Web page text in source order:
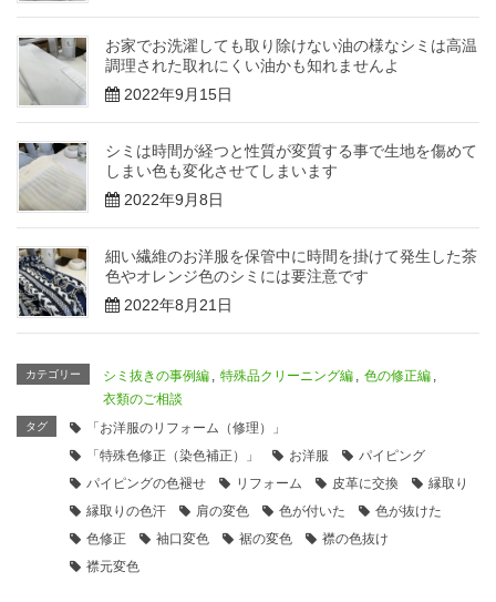
お家でお洗濯しても取り除けない油の様なシミは高温
調理された取れにくい油かも知れませんよ
2022年9月15日
シミは時間が経つと性質が変質する事で生地を傷めて
しまい色も変化させてしまいます
2022年9月8日
細い繊維のお洋服を保管中に時間を掛けて発生した茶
色やオレンジ色のシミには要注意です
2022年8月21日
カテゴリー シミ抜きの事例編 特殊品クリーニング編 色の修正編
衣類のご相談
タグ
「お洋服のリフォーム（修理）」
「特殊色修正（染色補正）」
お洋服
パイピング
パイピングの色褪せ
リフォーム 皮革に交換
縁取り
縁取りの色汗
肩の変色 色が付いた
色が抜けた
色修正
袖口変色 裾の変色
襟の色抜け
襟元変色